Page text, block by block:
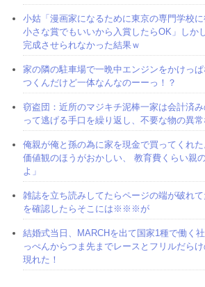
小姑「漫画家になるために東京の専門学校
小さな賞でもいいから入賞したらOK」しか
完成させられなかった結果ｗ
家の隣の駐車場で一晩中エンジンをかけっ
つくんだけど一体なんなのーーっ！？
窃盗団：近所のマジキチ泥棒一家は会計済
って逃げる手口を繰り返し、不要な物の異
俺親が俺と孫の為に家を現金で買ってくれ
価値観のほうがおかしい、 教育費くらい親
よ」
雑誌を立ち読みしてたらページの端が破れ
を確認したらそこには※※※が
結婚式当日、MARCHを出て国家1種で働く
っぺんからつま先までレースとフリルだら
現れた！